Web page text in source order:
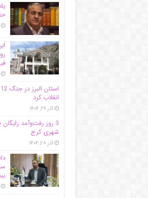
انقلاب کرد
آذر ۲۹, ۱۴۰۴
3 روز رفت‌وآمد
شهری کرج
آذر ۲۸, ۱۴۰۴